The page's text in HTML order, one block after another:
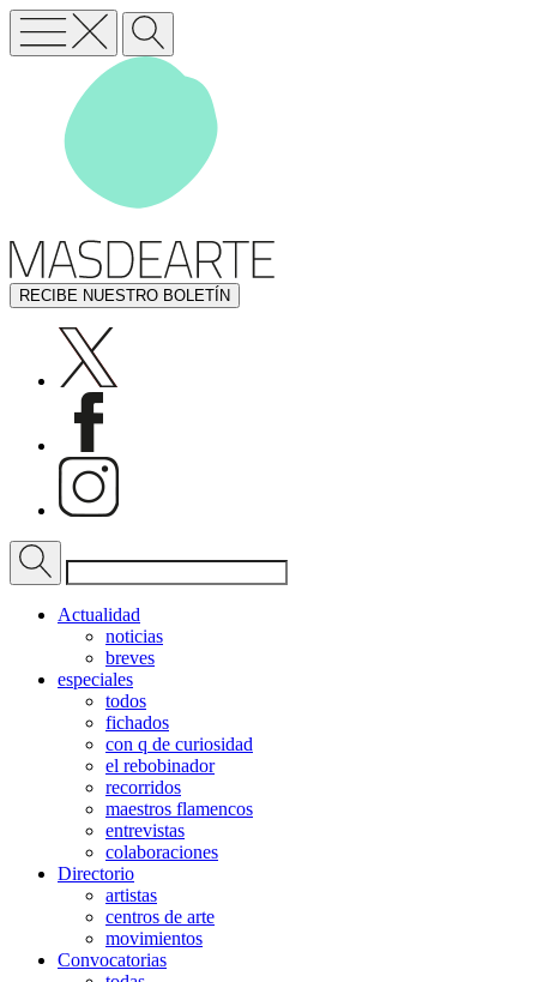
RECIBE NUESTRO BOLETÍN
Actualidad
noticias
breves
especiales
todos
fichados
con q de curiosidad
el rebobinador
recorridos
maestros flamencos
entrevistas
colaboraciones
Directorio
artistas
centros de arte
movimientos
Convocatorias